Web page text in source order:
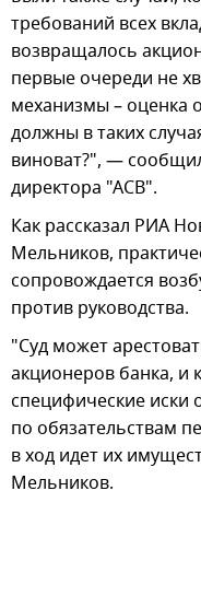
требований всех
возвращалось
первые очереди не
механизмы – оценка
должны в таких
виноват?", —
директора "АСВ".
Как рассказал РИА
Мельников,
сопровождается
против руководства.
"Суд может
акционеров банка, и
специфические иски
по обязательствам
в ход идет их
Мельников.